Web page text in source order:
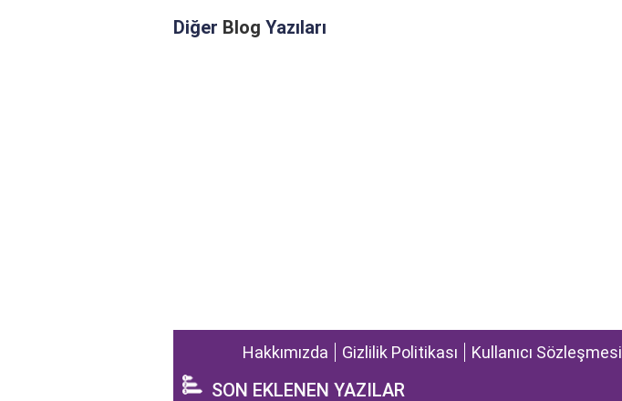
Diğer Blog Yazıları
Hakkımızda Gizlilik Politikası Kullanıcı Sözleşmesi
SON EKLENEN YAZILAR